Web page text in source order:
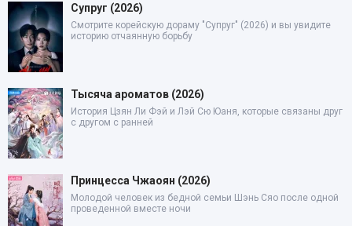
Супруг (2026)
Смотрите корейскую дораму "Супруг" (2026) и вы увидите
историю отчаянную борьбу
Тысяча ароматов (2026)
История Цзян Ли Фэй и Лэй Сю Юаня, которые связаны друг
с другом с ранней
Принцесса Чжаоян (2026)
Молодой человек из бедной семьи Шэнь Сяо после одной
проведенной вместе ночи